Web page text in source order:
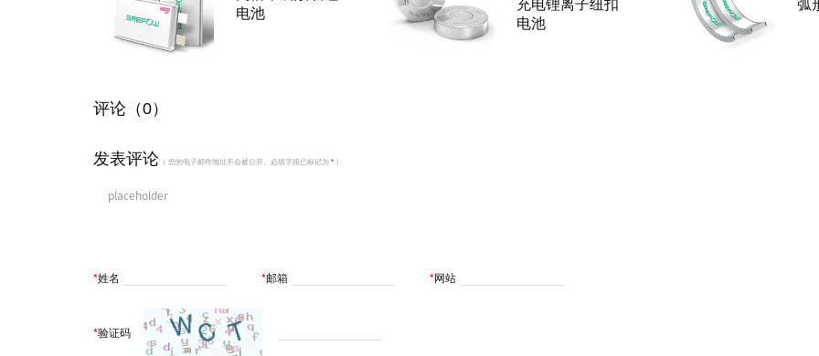
电池
充电锂离子纽扣
电池
弧
评论（0）
发表评论 （ 您的电子邮件地址不会被公开。必填字段已标记为 *）
*姓名 *邮箱 *网站
*验证码